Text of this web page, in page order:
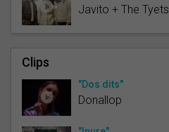
Javito + The Tyets
Clips
"Dos dits"
Donallop